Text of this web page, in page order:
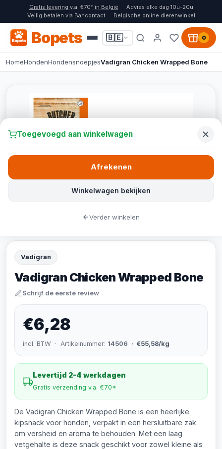
Gratis levering v.a. €70* in België
Advies elke dag 10u-20u
Veilig betalen via Bancontact
Belgische online dierenwinkel
Bopets 🇧🇪 0
HomeHondenHondensnoepjesVadigran Chicken Wrapped Bone
Vadigran
Vadigran Chicken Wrapped Bone
Schrijf de eerste review
€6,28
incl. BTW · Artikelnummer: 14506 · €55,58/kg
Levertijd 2-4 werkdagen
Gratis verzending v.a. €70*
De Vadigran Chicken Wrapped Bone is een heerlijke
kipsnack voor honden, verpakt in een hersluitbare zak
om versheid en aroma te behouden. Met een laag
vetgehalte is deze snack geschikt voor zowel kleine als
Toegevoegd aan winkelwagen
Winkelwagen bekijken
Afrekenen
Verder winkelen